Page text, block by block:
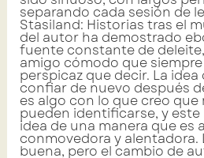
separando cada sesión de
Stasiland: Historias tras el
del autor ha demostrado
fuente constante de
amigo cómodo que
perspicaz que decir. La idea
confiar de nuevo después
es algo con lo que creo
pueden identificarse, y este
idea de una manera que es
conmovedora y alentadora.
buena, pero el cambio de